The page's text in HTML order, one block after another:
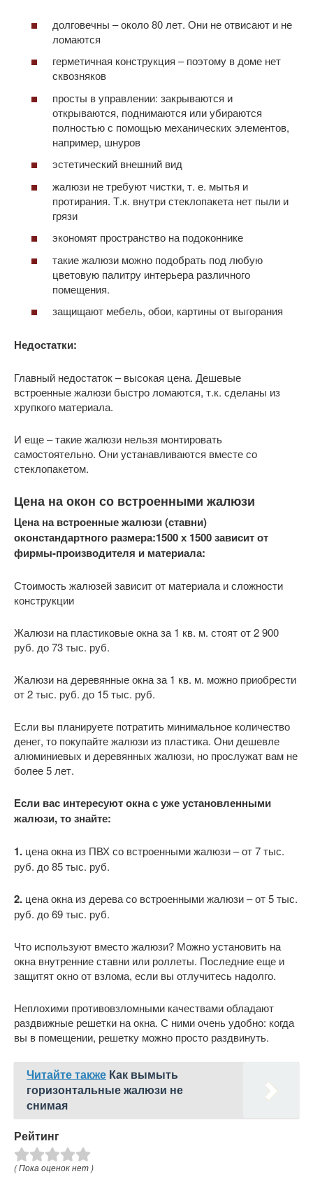
долговечны – около 80 лет. Они не отвисают и не
ломаются
герметичная конструкция – поэтому в доме нет
сквозняков
просты в управлении: закрываются и
открываются, поднимаются или убираются
полностью с помощью механических элементов,
например, шнуров
эстетический внешний вид
жалюзи не требуют чистки, т. е. мытья и
протирания. Т.к. внутри стеклопакета нет пыли и
грязи
экономят пространство на подоконнике
такие жалюзи можно подобрать под любую
цветовую палитру интерьера различного
помещения.
защищают мебель, обои, картины от выгорания
Недостатки:
Главный недостаток – высокая цена. Дешевые
встроенные жалюзи быстро ломаются, т.к. сделаны из
хрупкого материала.
И еще – такие жалюзи нельзя монтировать
самостоятельно. Они устанавливаются вместе со
стеклопакетом.
Цена на окон со встроенными жалюзи
Цена на встроенные жалюзи (ставни)
оконстандартного размера:1500 х 1500 зависит от
фирмы-производителя и материала:
Стоимость жалюзей зависит от материала и сложности
конструкции
Жалюзи на пластиковые окна за 1 кв. м. стоят от 2 900
руб. до 73 тыс. руб.
Жалюзи на деревянные окна за 1 кв. м. можно приобрести
от 2 тыс. руб. до 15 тыс. руб.
Если вы планируете потратить минимальное количество
денег, то покупайте жалюзи из пластика. Они дешевле
алюминиевых и деревянных жалюзи, но прослужат вам не
более 5 лет.
Если вас интересуют окна с уже установленными
жалюзи, то знайте:
1. цена окна из ПВХ со встроенными жалюзи – от 7 тыс.
руб. до 85 тыс. руб.
2. цена окна из дерева со встроенными жалюзи – от 5 тыс.
руб. до 69 тыс. руб.
Что используют вместо жалюзи? Можно установить на
окна внутренние ставни или роллеты. Последние еще и
защитят окно от взлома, если вы отлучитесь надолго.
Неплохими противовзломными качествами обладают
раздвижные решетки на окна. С ними очень удобно: когда
вы в помещении, решетку можно просто раздвинуть.
Читайте также Как вымыть
горизонтальные жалюзи не
снимая
Рейтинг
( Пока оценок нет )